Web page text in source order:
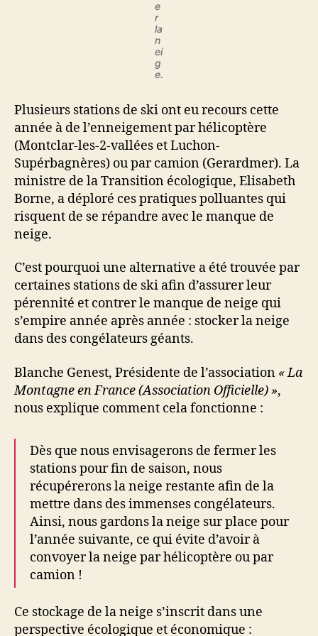
e
r
la
n
ei
g
e.
Plusieurs stations de ski ont eu recours cette
année à de l’enneigement par hélicoptère
(Montclar-les-2-vallées et Luchon-
Supérbagnères) ou par camion (Gerardmer). La
ministre de la Transition écologique, Elisabeth
Borne, a déploré ces pratiques polluantes qui
risquent de se répandre avec le manque de
neige.
C’est pourquoi une alternative a été trouvée par
certaines stations de ski afin d’assurer leur
pérennité et contrer le manque de neige qui
s’empire année après année : stocker la neige
dans des congélateurs géants.
Blanche Genest, Présidente de l’association « La
Montagne en France (Association Officielle) »,
nous explique comment cela fonctionne :
Dès que nous envisagerons de fermer les
stations pour fin de saison, nous
récupérerons la neige restante afin de la
mettre dans des immenses congélateurs.
Ainsi, nous gardons la neige sur place pour
l’année suivante, ce qui évite d’avoir à
convoyer la neige par hélicoptère ou par
camion !
Ce stockage de la neige s’inscrit dans une
perspective écologique et économique :